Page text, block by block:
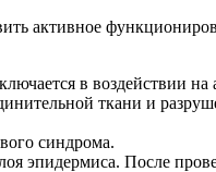
активное
в воздействии
ткани и
синдрома.
эпидермиса. После